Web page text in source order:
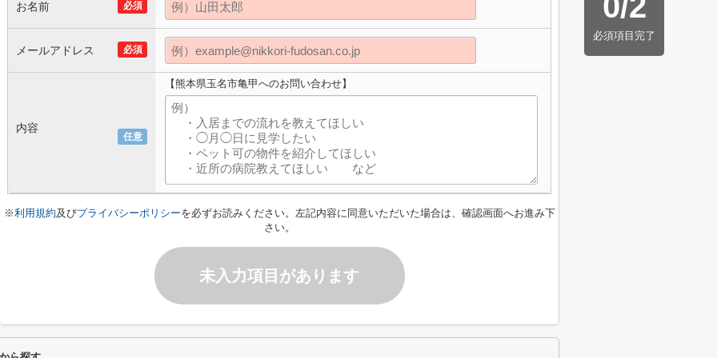
必須項目完了
必須
お名前
必須
メールアドレス
任意
内容
【熊本県玉名市亀甲へのお問い合わせ】
※利用規約及びプライバシーポリシーを必ずお読みください。左記内容に同意いただいた場合は、確認画面へお進み下
さい。
未入力項目があります